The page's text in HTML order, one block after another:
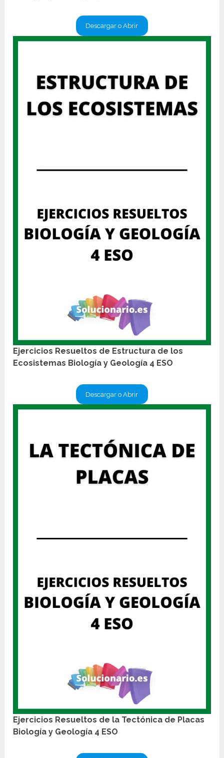
Descargar o Abrir
Ejercicios Resueltos de Estructura de los
Ecosistemas Biología y Geología 4 ESO
Descargar o Abrir
Ejercicios Resueltos de la Tectónica de Placas
Biología y Geología 4 ESO